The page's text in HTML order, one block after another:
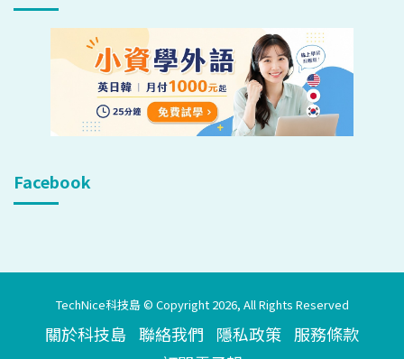
Facebook
TechNice科技島 © Copyright 2026, All Rights Reserved
關於科技島 聯絡我們 隱私政策 服務條款